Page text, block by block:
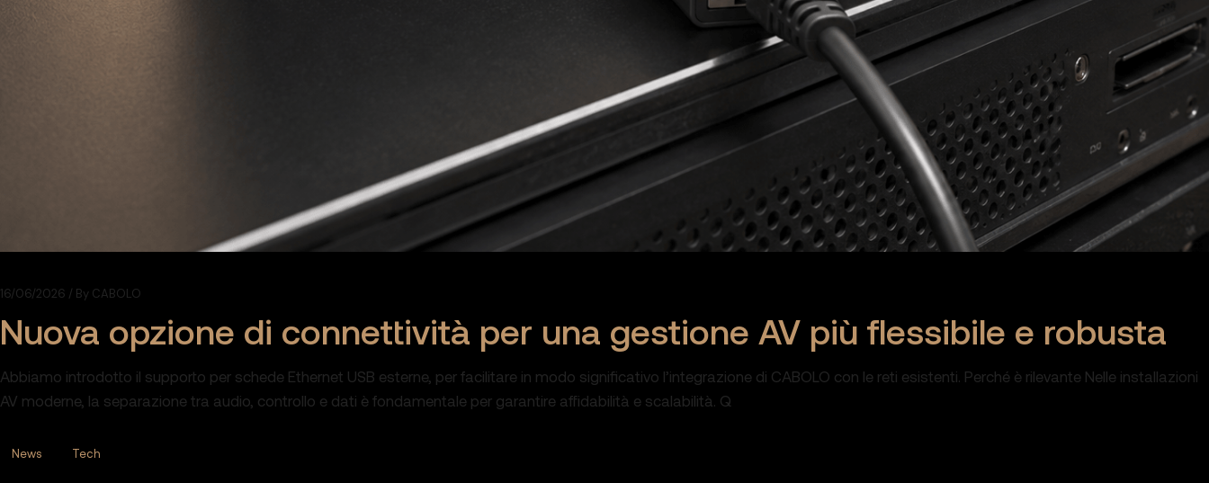
16/06/2026 By CABOLO
Nuova opzione di connettività per una gestione AV più flessibile e robusta
Abbiamo introdotto il supporto per schede Ethernet USB esterne, per facilitare in modo significativo l’integrazione di CABOLO con le reti esistenti. Perché è rilevante Nelle installazioni
AV moderne, la separazione tra audio, controllo e dati è fondamentale per garantire affidabilità e scalabilità. Q
News Tech